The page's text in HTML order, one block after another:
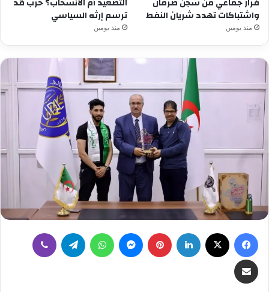
فيسبوك لينكدإن بينتيريست ماسنجر واتساب تيلقرام
مشاركة عبر البريد
واشتباكات تهدد شريان النفط
منذ يومين
ترسم إرثه السياسي
منذ يومين